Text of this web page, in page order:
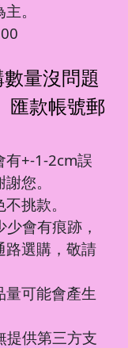
。
量沒問題
匯款帳號郵
有+-1-2cm誤
您。
挑款。
會有痕跡，
路選購，敬請
量可能會產生
提供第三方支